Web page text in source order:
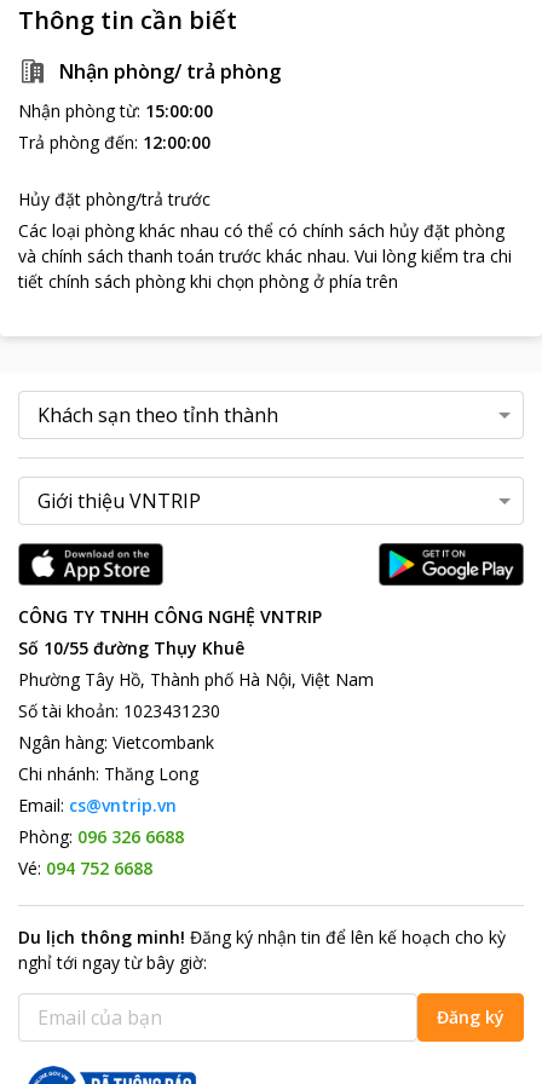
Thông tin cần biết
Nhận phòng/ trả phòng
Nhận phòng từ: 15:00:00
Trả phòng đến: 12:00:00
Hủy đặt phòng/trả trước
Các loại phòng khác nhau có thể có chính sách hủy đặt phòng
và chính sách thanh toán trước khác nhau. Vui lòng kiểm tra chi
tiết chính sách phòng khi chọn phòng ở phía trên
CÔNG TY TNHH CÔNG NGHỆ VNTRIP
Số 10/55 đường Thụy Khuê
Phường Tây Hồ, Thành phố Hà Nội, Việt Nam
Số tài khoản: 1023431230
Ngân hàng: Vietcombank
Chi nhánh: Thăng Long
Email: cs@vntrip.vn
Phòng: 096 326 6688
Vé: 094 752 6688
Du lịch thông minh! Đăng ký nhận tin để lên kế hoạch cho kỳ
nghỉ tới ngay từ bây giờ:
Đăng ký